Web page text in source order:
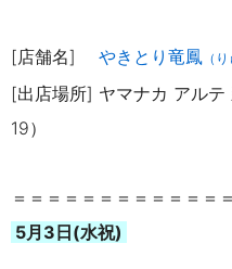
[店舗名] やきとり竜鳳 （
[出店場所] ヤマナカ アルテ
19）
＝＝＝＝＝＝＝＝＝＝＝＝
5月3日(水祝)